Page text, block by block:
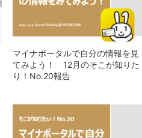
マイナポータルで自分の情報を見
てみよう！ 12月のそこが知りた
り！No.20報告